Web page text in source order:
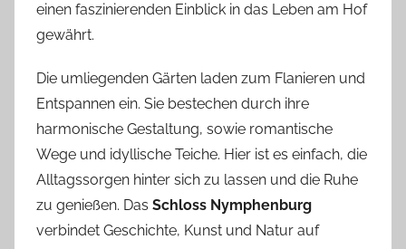
einen faszinierenden Einblick in das Leben am Hof
gewährt.
Die umliegenden Gärten laden zum Flanieren und
Entspannen ein. Sie bestechen durch ihre
harmonische Gestaltung, sowie romantische
Wege und idyllische Teiche. Hier ist es einfach, die
Alltagssorgen hinter sich zu lassen und die Ruhe
zu genießen. Das Schloss Nymphenburg
verbindet Geschichte, Kunst und Natur auf